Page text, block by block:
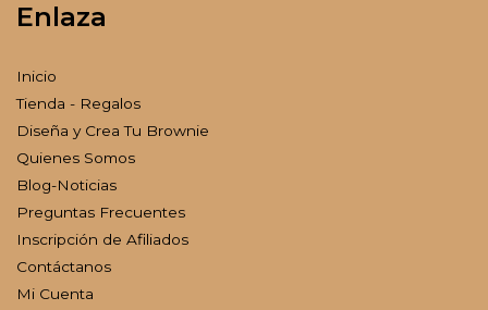
Enlaza
Inicio
Tienda - Regalos
Diseña y Crea Tu Brownie
Quienes Somos
Blog-Noticias
Preguntas Frecuentes
Inscripción de Afiliados
Contáctanos
Mi Cuenta